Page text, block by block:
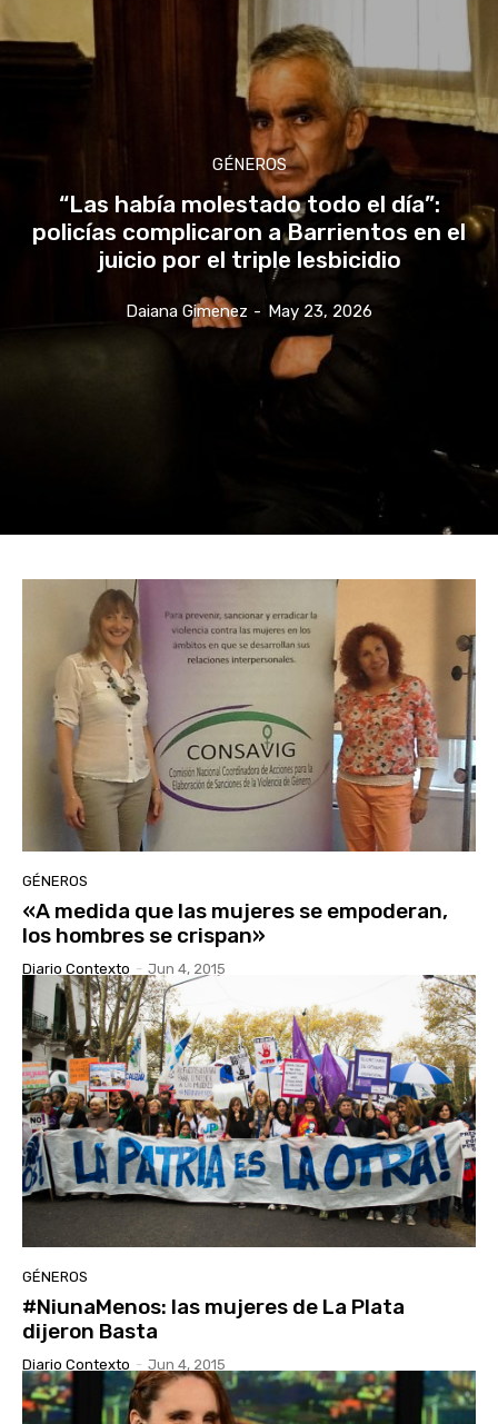
GÉNEROS
“Las había molestado todo el día”:
policías complicaron a Barrientos en el
juicio por el triple lesbicidio
Daiana Gimenez - May 23, 2026
GÉNEROS
«A medida que las mujeres se empoderan,
los hombres se crispan»
Diario Contexto - Jun 4, 2015
GÉNEROS
#NiunaMenos: las mujeres de La Plata
dijeron Basta
Diario Contexto - Jun 4, 2015